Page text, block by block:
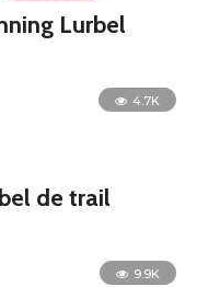
Lurbel
4.7K
de trail
9.9K